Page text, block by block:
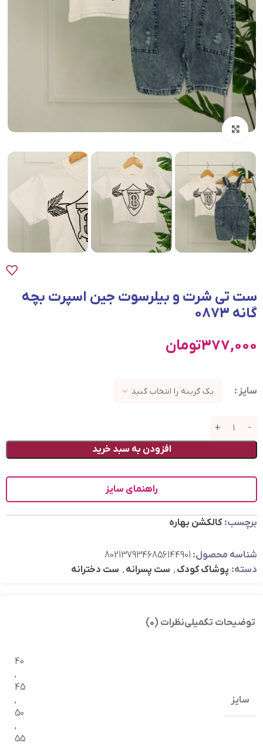
بزرگنمایی تصویر
ست تی شرت و بيلرسوت جين اسپرت بچه
گانه 0873
377,000تومان
سایز
افزودن به سبد خرید
راهنمای سایز
برچسب: کالکشن بهاره
شناسه محصول: 8021379346856144901
دسته: پوشاک کودک , ست پسرانه , ست دخترانه
توضیحات تکمیلینظرات (0)
سایز
40
,
45
,
50
,
55